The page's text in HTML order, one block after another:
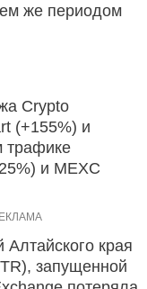
же периодом
Crypto
(+155%) и
трафике
и MEXC
края
запущенной